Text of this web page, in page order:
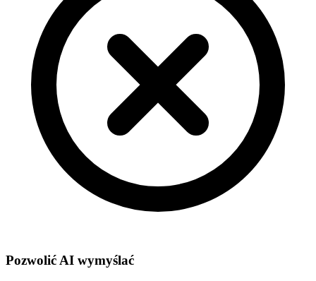
Pozwolić AI wymyślać